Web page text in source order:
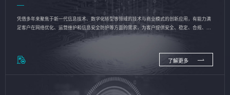
凭借多年来聚焦于新一代信息技术、数字化转型等领域的技术与商业模式的创新应用，有能力满
足客户在网络优化、运营维护和信息安全防护等方面的需求，为客户提供安全、稳定、合规、持
了解更多